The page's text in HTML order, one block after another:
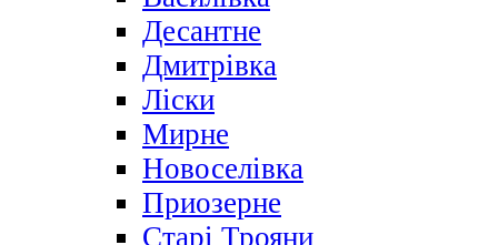
Десантне
Дмитрівка
Ліски
Мирне
Новоселівка
Приозерне
Старі Трояни